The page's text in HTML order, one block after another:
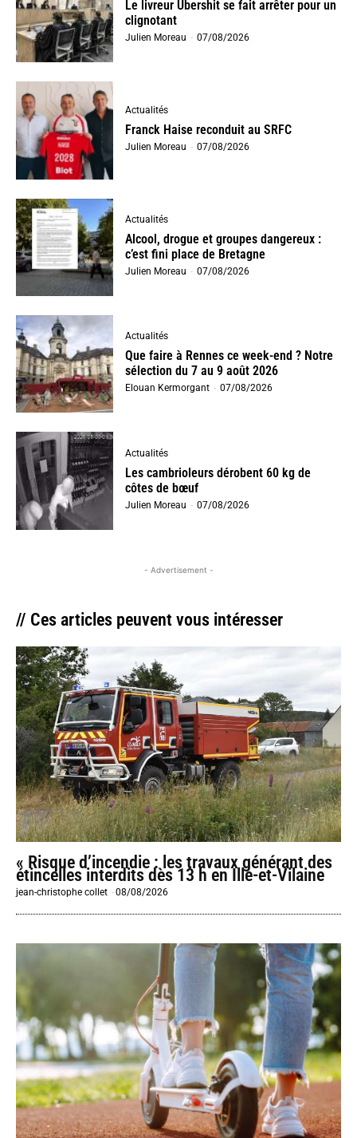
Le livreur Ubershit se fait arrêter pour un
clignotant
Julien Moreau - 07/08/2026
Actualités
Franck Haise reconduit au SRFC
Julien Moreau - 07/08/2026
Actualités
Alcool, drogue et groupes dangereux :
c’est fini place de Bretagne
Julien Moreau - 07/08/2026
Actualités
Que faire à Rennes ce week-end ? Notre
sélection du 7 au 9 août 2026
Elouan Kermorgant - 07/08/2026
Actualités
Les cambrioleurs dérobent 60 kg de
côtes de bœuf
Julien Moreau - 07/08/2026
- Advertisement -
// Ces articles peuvent vous intéresser
« Risque d’incendie : les travaux générant des
étincelles interdits dès 13 h en Ille-et-Vilaine
jean-christophe collet -08/08/2026